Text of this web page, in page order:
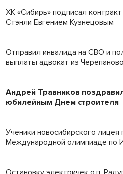
ХК «Сибирь» подписал
Стэнли Евгением Кузнецовым
Отправил инвалида на СВО и
выплаты адвокат из Черепаново
Андрей Травников
юбилейным Днем строителя
Ученики новосибирского лицея
Международной олимпиаде по